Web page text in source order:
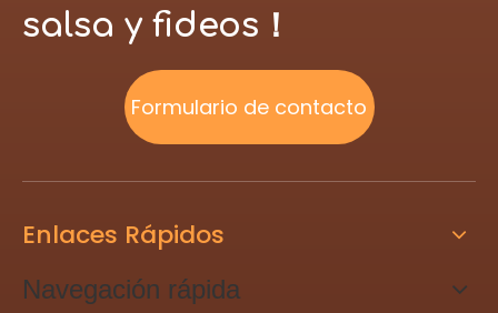
salsa y fideos！
Formulario de contacto
Enlaces Rápidos
Navegación rápida